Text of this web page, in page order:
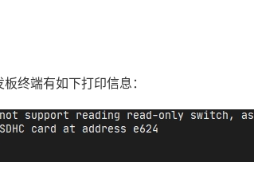
终端有如下打印信息：